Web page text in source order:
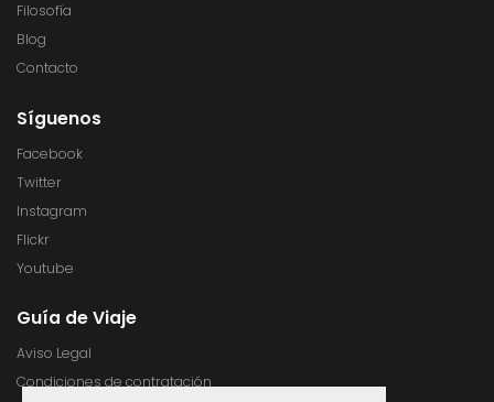
Filosofía
Blog
Contacto
Síguenos
Facebook
Twitter
Instagram
Flickr
Youtube
Guía de Viaje
Aviso Legal
Condiciones de contratación